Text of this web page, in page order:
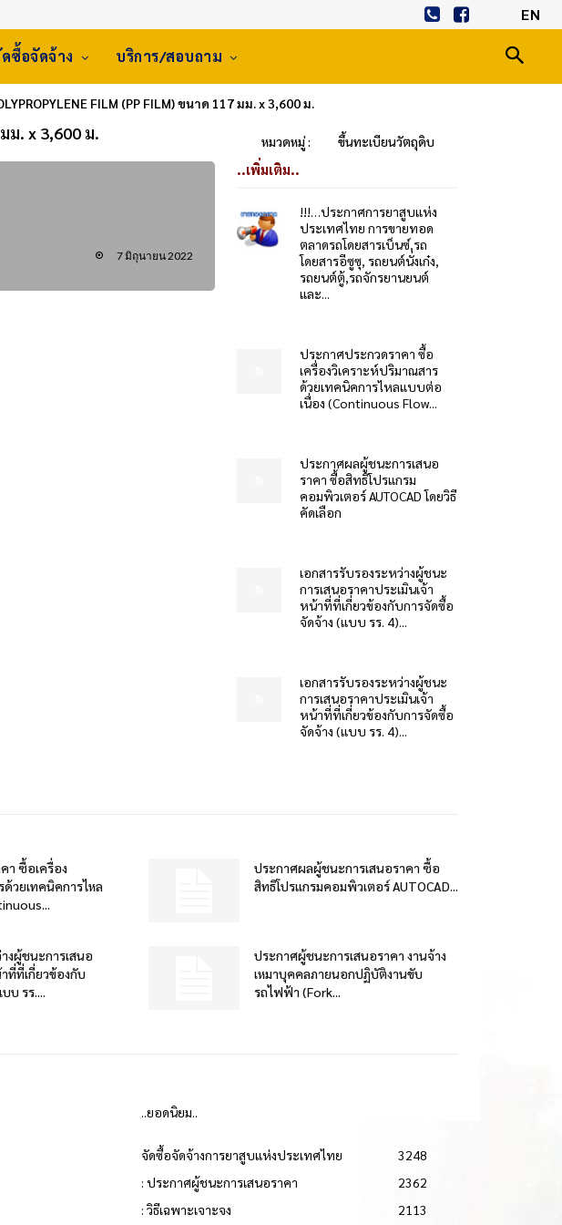
EN
ซื้อจัดจ้าง บริการ/สอบถาม
FILM (PP FILM) ขนาด 117 มม. x 3,600 ม.
ม. x 3,600 ม. หมวดหมู่ : ขึ้นทะเบียนวัตถุดิบ
7 มิถุนายน 2022
..เพิ่มเติม..
!!!…ประกาศการยาสูบแห่ง
ประเทศไทย การขายทอด
ตลาดรถโดยสารเบ็นซ์,รถ
โดยสารอีซูซุ, รถยนต์นั่งเก๋ง,
รถยนต์ตู้,รถจักรยานยนต์
และ...
ประกาศประกวดราคา ซื้อ
เครื่องวิเคราะห์ปริมาณสาร
ด้วยเทคนิคการไหลแบบต่อ
เนื่อง (Continuous Flow...
ประกาศผลผู้ชนะการเสนอ
ราคา ซื้อสิทธิโปรแกรม
คอมพิวเตอร์ AUTOCAD โดยวิธี
คัดเลือก
เอกสารรับรองระหว่างผู้ชนะ
การเสนอราคาประเมินเจ้า
หน้าที่ที่เกี่ยวข้องกับการจัดซื้อ
จัดจ้าง (แบบ รร. 4)...
เอกสารรับรองระหว่างผู้ชนะ
การเสนอราคาประเมินเจ้า
หน้าที่ที่เกี่ยวข้องกับการจัดซื้อ
จัดจ้าง (แบบ รร. 4)...
า ซื้อเครื่อง
ด้วยเทคนิคการไหล
ประกาศผลผู้ชนะการเสนอราคา ซื้อ
สิทธิโปรแกรมคอมพิวเตอร์ AUTOCAD...
งผู้ชนะการเสนอ
ที่ที่เกี่ยวข้องกับ
บ รร....
ประกาศผู้ชนะการเสนอราคา งานจ้าง
เหมาบุคคลภายนอกปฏิบัติงานขับ
รถไฟฟ้า (Fork...
..ยอดนิยม..
จัดซื้อจัดจ้างการยาสูบแห่งประเทศไทย
3248
: ประกาศผู้ชนะการเสนอราคา
2362
: วิธีเฉพาะเจาะจง
2113